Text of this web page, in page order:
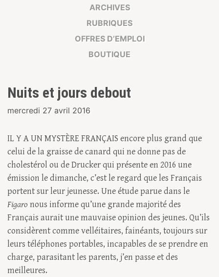
ARCHIVES
RUBRIQUES
OFFRES D’EMPLOI
BOUTIQUE
Nuits et jours debout
mercredi 27 avril 2016
IL Y A UN MYSTÈRE FRANÇAIS encore plus grand que
celui de la graisse de canard qui ne donne pas de
cholestérol ou de Drucker qui présente en 2016 une
émission le dimanche, c’est le regard que les Français
portent sur leur jeunesse. Une étude parue dans le
Figaro nous informe qu’une grande majorité des
Français aurait une mauvaise opinion des jeunes. Qu’ils
considèrent comme velléitaires, fainéants, toujours sur
leurs téléphones portables, incapables de se prendre en
charge, parasitant les parents, j’en passe et des
meilleures.